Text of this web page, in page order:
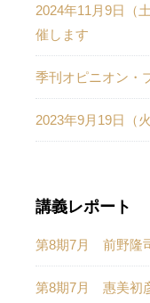
2024年11月9日（
催します
季刊オピニオン・
2023年9月19日（
講義レポート
第8期7月 前野隆
第8期7月 惠美初